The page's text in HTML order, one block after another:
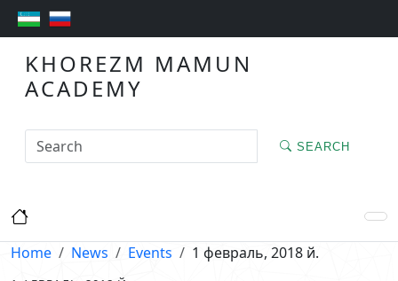
KHOREZM MAMUN
ACADEMY
SEARCH
Home News Events 1 февраль, 2018 й.